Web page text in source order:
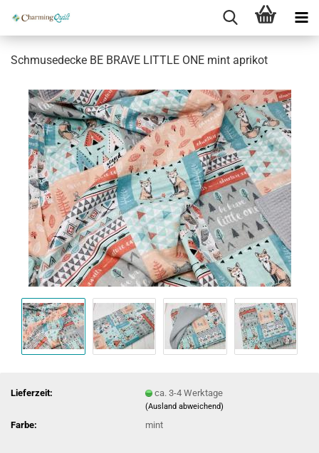
Schmusedecke BE BRAVE LITTLE ONE mint aprikot
Lieferzeit: ca. 3-4 Werktage
(Ausland abweichend)
Farbe: mint